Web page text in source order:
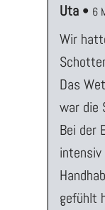
Uta• 6
Wir
Das
war die
Bei der
gefühlt